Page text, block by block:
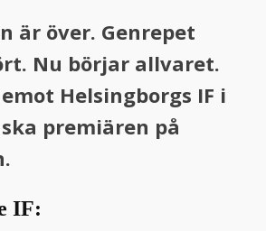
är över. Genrepet
Nu börjar allvaret.
Helsingborgs IF i
premiären på
IF: